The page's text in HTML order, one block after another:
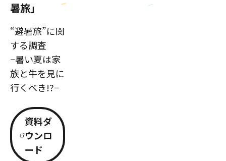
暑旅」
“避暑旅”に関
する調査
−暑い夏は家
族と牛を見に
行くべき!?−
資料ダ
ウンロ
ード